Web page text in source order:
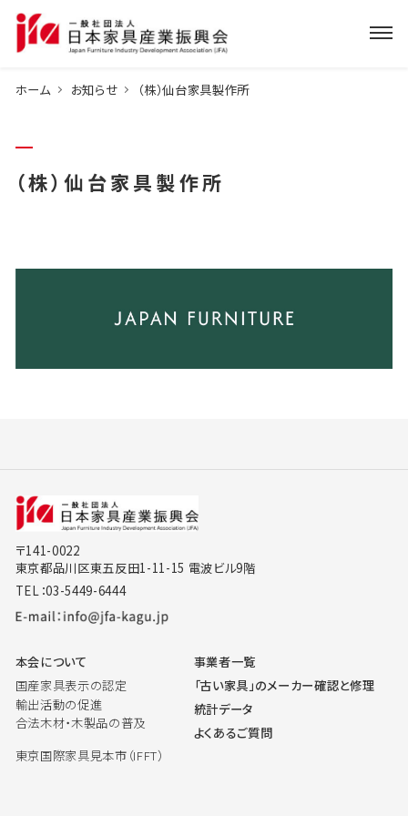
ホーム お知らせ （株）仙台家具製作所
（株）仙台家具製作所
〒141-0022
東京都品川区東五反田1-11-15 電波ビル9階
TEL：03-5449-6444
本会について
国産家具表示の認定
輸出活動の促進
合法木材・木製品の普及
東京国際家具見本市（IFFT）
事業者一覧
「古い家具」のメーカー確認と修理
統計データ
よくあるご質問